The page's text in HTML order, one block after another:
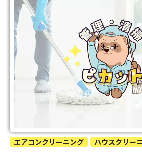
エアコンクリーニング ハウスクリー